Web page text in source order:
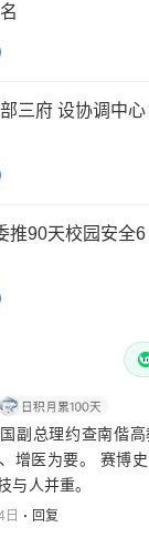
三府 设协调中心
推90天校园安全6
副总理约查南偕
增医为要。 赛博史
与人并重。
日 回复